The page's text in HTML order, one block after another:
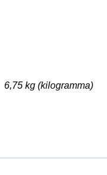
6,75 kg (kilogramma)